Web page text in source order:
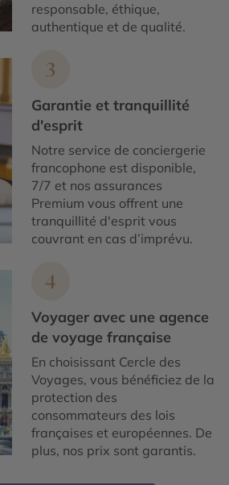
responsable, éthique,
authentique et de qualité.
3
Garantie et tranquillité
d'esprit
Notre service de conciergerie
francophone est disponible,
7/7 et nos assurances
Premium vous offrent une
tranquillité d'esprit vous
couvrant en cas d’imprévu.
4
Voyager avec une agence
de voyage française
En choisissant Cercle des
Voyages, vous bénéficiez de la
protection des
consommateurs des lois
françaises et européennes. De
plus, nos prix sont garantis.